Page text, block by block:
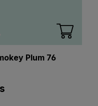
de 4.7 de 5
Plum 76